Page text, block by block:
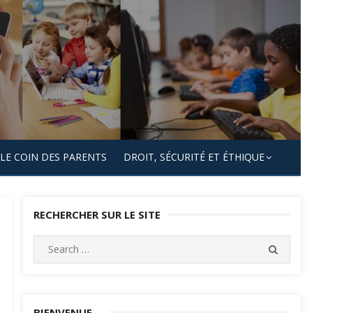
LE COIN DES PARENTS DROIT, SÉCURITÉ ET ÉTHIQUE
RECHERCHER SUR LE SITE
Search
for: